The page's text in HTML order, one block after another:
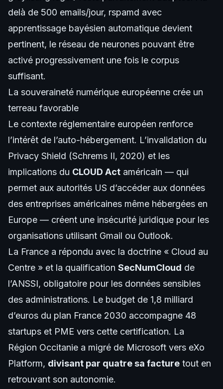
delà de 500 emails/jour, rspamd avec
apprentissage bayésien automatique devient
pertinent, le réseau de neurones pouvant être
activé progressivement une fois le corpus
suffisant.
La souveraineté numérique européenne crée un
terreau favorable
Le contexte réglementaire européen renforce
l’intérêt de l’auto-hébergement. L’invalidation du
Privacy Shield (Schrems II, 2020) et les
implications du CLOUD Act américain — qui
permet aux autorités US d’accéder aux données
des entreprises américaines même hébergées en
Europe — créent une insécurité juridique pour les
organisations utilisant Gmail ou Outlook.
La France a répondu avec la doctrine « Cloud au
Centre » et la qualification SecNumCloud de
l’ANSSI, obligatoire pour les données sensibles
des administrations. Le budget de 1,8 milliard
d’euros du plan France 2030 accompagne 48
startups et PME vers cette certification. La
Région Occitanie a migré de Microsoft vers eXo
Platform, divisant par quatre sa facture tout en
retrouvant son autonomie.